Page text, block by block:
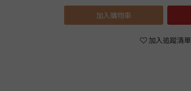
加入購物車
加入追蹤清單